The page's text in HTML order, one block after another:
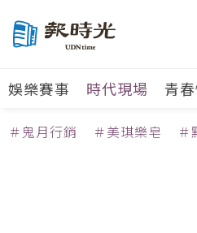
娛樂賽事 時代現場 青
＃鬼月行銷 ＃美琪樂皂 ＃